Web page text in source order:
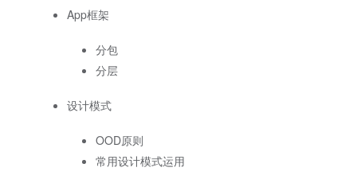
App框架
分包
分层
设计模式
OOD原则
常用设计模式运用